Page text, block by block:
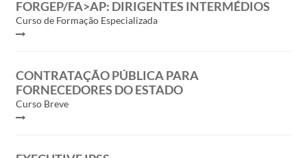
FORGEP/FA>AP: DIRIGENTES INTERMÉDIOS
Curso de Formação Especializada
CONTRATAÇÃO PÚBLICA PARA
FORNECEDORES DO ESTADO
Curso Breve